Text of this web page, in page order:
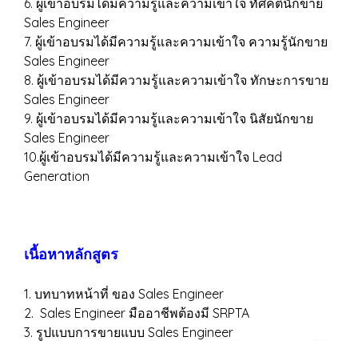
6. ผู้เข้าอบรมได้มีความรู้และความเข้าใจ ทัศคตินักขาย
Sales Engineer
7. ผู้เข้าอบรมได้มีความรู้และความเข้าใจ ความรู้นักขาย
Sales Engineer
8. ผู้เข้าอบรมได้มีความรู้และความเข้าใจ ทักษะการขาย
Sales Engineer
9. ผู้เข้าอบรมได้มีความรู้และความเข้าใจ นิสัยนักขาย
Sales Engineer
10.ผู้เข้าอบรมได้มีความรู้และความเข้าใจ Lead
Generation
เนื้อหาหลักสูตร
1. บทบาทหน้าที่ ของ Sales Engineer
2. Sales Engineer มืออาชีพต้องมี SRPTA
3. รูปแบบการขายแบบ Sales Engineer